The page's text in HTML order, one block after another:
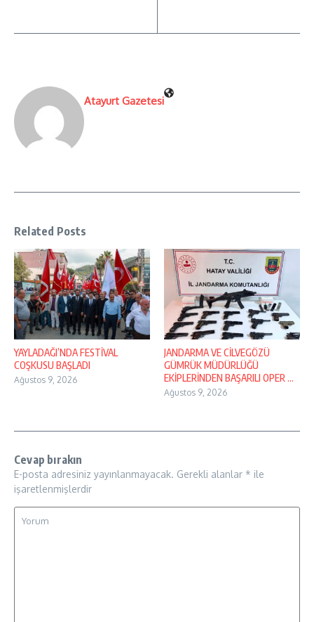
Atayurt Gazetesi
Related Posts
YAYLADAĞI’NDA FESTİVAL
COŞKUSU BAŞLADI
Ağustos 9, 2026
JANDARMA VE CİLVEGÖZÜ
GÜMRÜK MÜDÜRLÜĞÜ
EKİPLERİNDEN BAŞARILI OPER ...
Ağustos 9, 2026
Cevap bırakın
E-posta adresiniz yayınlanmayacak. Gerekli alanlar * ile
işaretlenmişlerdir